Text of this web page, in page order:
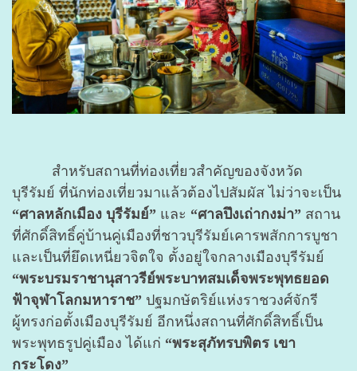
สำหรับสถานที่ท่องเที่ยวสำคัญของจังหวัด
บุรีรัมย์ ที่นักท่องเที่ยวมาแล้วต้องไปสัมผัส ไม่ว่าจะเป็น
“ศาลหลักเมือง บุรีรัมย์” และ “ศาลปึงเถ่ากงม่า” สถาน
ที่ศักดิ์สิทธิ์คู่บ้านคู่เมืองที่ชาวบุรีรัมย์เคารพสักการบูชา
และเป็นที่ยึดเหนี่ยวจิตใจ ตั้งอยู่ใจกลางเมืองบุรีรัมย์
“พระบรมราชานุสาวรีย์พระบาทสมเด็จพระพุทธยอด
ฟ้าจุฬาโลกมหาราช” ปฐมกษัตริย์แห่งราชวงศ์จักรี
ผู้ทรงก่อตั้งเมืองบุรีรัมย์ อีกหนึ่งสถานที่ศักดิ์สิทธิ์เป็น
พระพุทธรูปคู่เมือง ได้แก่ “พระสุภัทรบพิตร เขา
กระโดง”